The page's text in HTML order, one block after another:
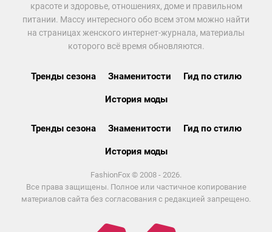
красоте и здоровье, отношениях, доме и правильном
питании. Массу интересного обо всем этом можно найти
на страницах женского интернет-журнала, материалы
которого всё время обновляются.
Тренды сезона Знаменитости Гид по стилю
История моды
Тренды сезона Знаменитости Гид по стилю
История моды
FashionFox © 2008 - 2026.
Все права защищены. Полное или частичное копирование
материалов сайта без согласования с редакцией запрещено.